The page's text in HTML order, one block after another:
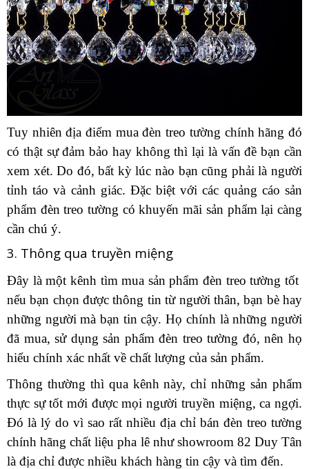
Tuy nhiên địa điểm mua đèn treo tường chính hãng đó
có thật sự đảm bảo hay không thì lại là vấn đề bạn cần
xem xét. Do đó, bất kỳ lúc nào bạn cũng phải là người
tỉnh táo và cảnh giác. Đặc biệt với các quảng cáo sản
phẩm đèn treo tường có khuyến mãi sản phẩm lại càng
cần chú ý.
3. Thông qua truyền miệng
Đây là một kênh tìm mua sản phẩm đèn treo tường tốt
nếu bạn chọn được thông tin từ người thân, bạn bè hay
những người mà bạn tin cậy. Họ chính là những người
đã mua, sử dụng sản phẩm đèn treo tường đó, nên họ
hiểu chính xác nhất về chất lượng của sản phẩm.
Thông thường thì qua kênh này, chỉ những sản phẩm
thực sự tốt mới được mọi người truyền miệng, ca ngợi.
Đó là lý do vì sao rất nhiều địa chỉ bán đèn treo tường
chính hãng chất liệu pha lê như showroom 82 Duy Tân
là địa chỉ được nhiều khách hàng tin cậy và tìm đến.